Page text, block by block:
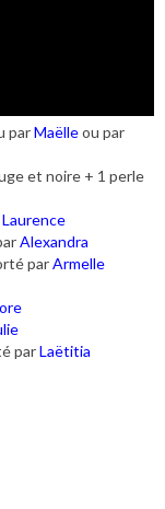
parMaëlleou par
et noire + 1 perle
Laurence
Alexandra
parArmelle
parLaëtitia